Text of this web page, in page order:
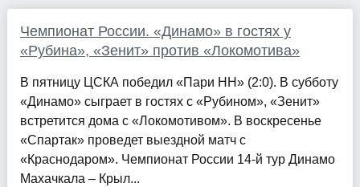
Чемпионат России. «Динамо» в гостях у
«Рубина», «Зенит» против «Локомотива»
В пятницу ЦСКА победил «Пари НН» (2:0). В субботу
«Динамо» сыграет в гостях с «Рубином», «Зенит»
встретится дома с «Локомотивом». В воскресенье
«Спартак» проведет выездной матч с
«Краснодаром». Чемпионат России 14-й тур Динамо
Махачкала – Крыл...